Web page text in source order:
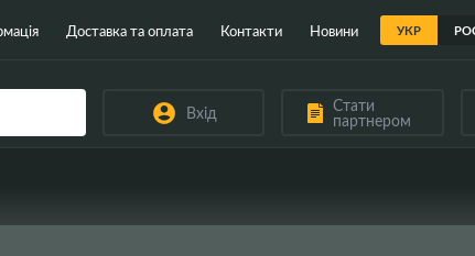
УКР
Доставка та оплата Контакти Новини
Вхід Стати
партнером